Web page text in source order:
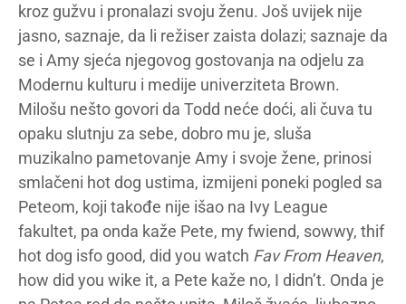
kroz gužvu i pronalazi svoju ženu. Još uvijek nije
jasno, saznaje, da li režiser zaista dolazi; saznaje da
se i Amy sjeća njegovog gostovanja na odjelu za
Modernu kulturu i medije univerziteta Brown.
Milošu nešto govori da Todd neće doći, ali čuva tu
opaku slutnju za sebe, dobro mu je, sluša
muzikalno pametovanje Amy i svoje žene, prinosi
smlačeni hot dog ustima, izmijeni poneki pogled sa
Peteom, koji takođe nije išao na Ivy League
fakultet, pa onda kaže Pete, my fwiend, sowwy, thif
hot dog isfo good, did you watch Fav From Heaven,
how did you wike it, a Pete kaže no, I didn’t. Onda je